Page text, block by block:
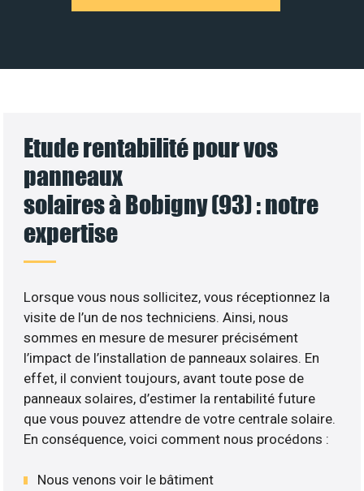
Etude rentabilité pour vos
panneaux
solaires à Bobigny (93) : notre
expertise
Lorsque vous nous sollicitez, vous réceptionnez la
visite de l’un de nos techniciens. Ainsi, nous
sommes en mesure de mesurer précisément
l’impact de l’installation de panneaux solaires. En
effet, il convient toujours, avant toute pose de
panneaux solaires, d’estimer la rentabilité future
que vous pouvez attendre de votre centrale solaire.
En conséquence, voici comment nous procédons :
Nous venons voir le bâtiment